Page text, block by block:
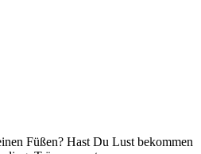
Füßen? Hast Du Lust bekommen